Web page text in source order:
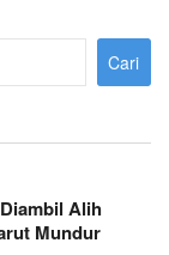
Cari
Alih
Mundur